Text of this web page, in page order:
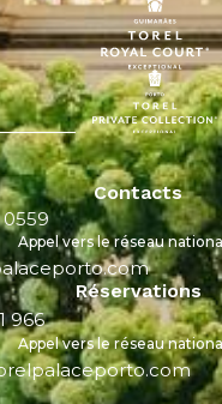
Contacts
0559
Appel vers le réseau
Réservations
966
Appel vers le réseau